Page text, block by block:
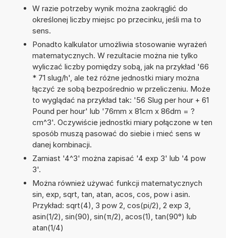
W razie potrzeby wynik można zaokrąglić do
określonej liczby miejsc po przecinku, jeśli ma to
sens.
Ponadto kalkulator umożliwia stosowanie wyrażeń
matematycznych. W rezultacie można nie tylko
wyliczać liczby pomiędzy sobą, jak na przykład '66
* 71 slug/h', ale też różne jednostki miary można
łączyć ze sobą bezpośrednio w przeliczeniu. Może
to wyglądać na przykład tak: '56 Slug per hour + 61
Pound per hour' lub '76mm x 81cm x 86dm = ?
cm^3'. Oczywiście jednostki miary połączone w ten
sposób muszą pasować do siebie i mieć sens w
danej kombinacji.
Zamiast '4^3' można zapisać '4 exp 3' lub '4 pow
3'.
Można również używać funkcji matematycznych
sin, exp, sqrt, tan, atan, acos, cos, pow i asin.
Przykład: sqrt(4), 3 pow 2, cos(pi/2), 2 exp 3,
asin(1/2), sin(90), sin(π/2), acos(1), tan(90°) lub
atan(1/4)